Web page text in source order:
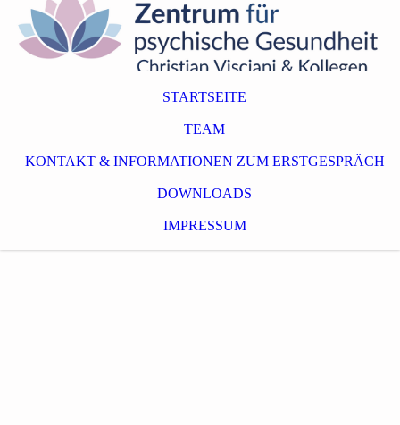
STARTSEITE
TEAM
KONTAKT & INFORMATIONEN ZUM ERSTGESPRÄCH
DOWNLOADS
IMPRESSUM